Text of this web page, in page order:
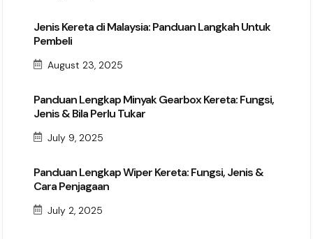
Jenis Kereta di Malaysia: Panduan Langkah Untuk
Pembeli
August 23, 2025
Panduan Lengkap Minyak Gearbox Kereta: Fungsi,
Jenis & Bila Perlu Tukar
July 9, 2025
Panduan Lengkap Wiper Kereta: Fungsi, Jenis &
Cara Penjagaan
July 2, 2025